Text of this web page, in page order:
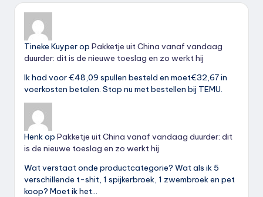
Tineke Kuyperop Pakketje uit China vanaf vandaag
duurder: dit is de nieuwe toeslag en zo werkt hij
Ik had voor €48,09 spullen besteld en moet€32,67 in
voerkosten betalen. Stop nu met bestellen bij TEMU.
Henkop Pakketje uit China vanaf vandaag duurder: dit
is de nieuwe toeslag en zo werkt hij
Wat verstaat onde productcategorie? Wat als ik 5
verschillende t-shit, 1 spijkerbroek, 1 zwembroek en pet
koop? Moet ik het…